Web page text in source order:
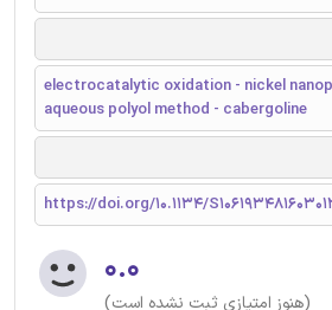
electrocatalytic oxidation - nickel
aqueous polyol method - cabergoline
https://doi.org/10.1134/
۰.۰
(هنوز امتیازی ثبت نشده است)